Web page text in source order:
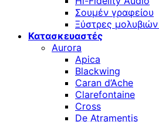
Σουμέν γραφείου
Ξύστρες μολυβιών
Κατασκευαστές
Aurora
Apica
Blackwing
Caran d’Ache
Clarefontaine
Cross
De Atramentis